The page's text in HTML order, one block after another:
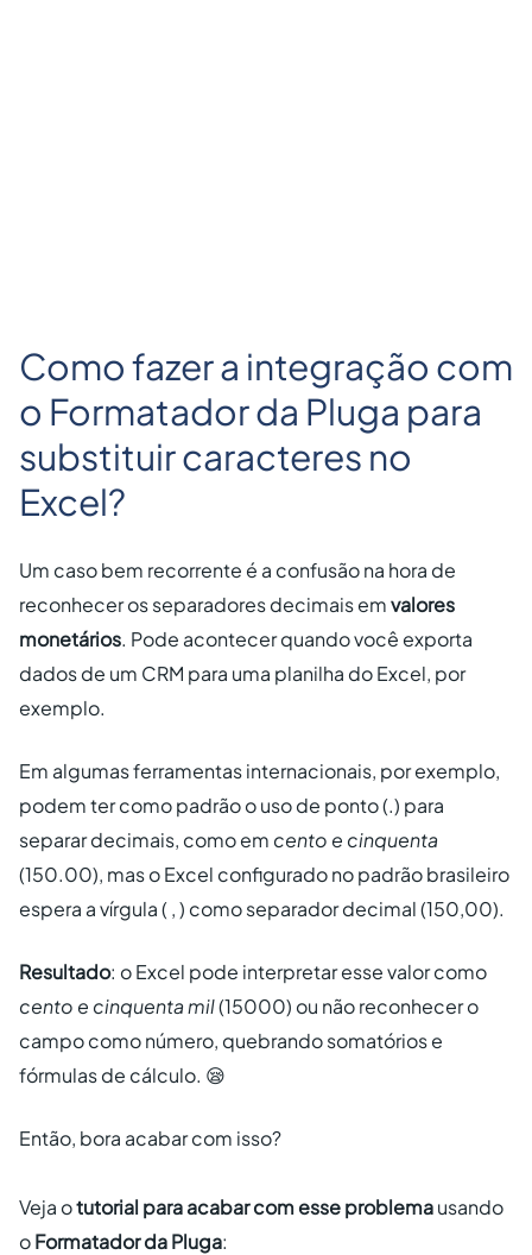
Como fazer a integração com
o Formatador da Pluga para
substituir caracteres no
Excel?
Um caso bem recorrente é a confusão na hora de
reconhecer os separadores decimais emvalores
monetários. Pode acontecer quando você exporta
dados de um CRM para uma planilha do Excel, por
exemplo.
Em algumas ferramentas internacionais, por exemplo,
podem ter como padrão o uso de ponto (.) para
separar decimais, como em cento e cinquenta
(150.00), mas o Excel configurado no padrão brasileiro
espera a vírgula ( , ) como separador decimal (150,00).
Resultado: o Excel pode interpretar esse valor como
cento e cinquenta mil(15000) ou não reconhecer o
campo como número, quebrando somatórios e
fórmulas de cálculo. 😪
Então, bora acabar com isso?
Veja otutorial para acabar com esse problemausando
oFormatador da Pluga: